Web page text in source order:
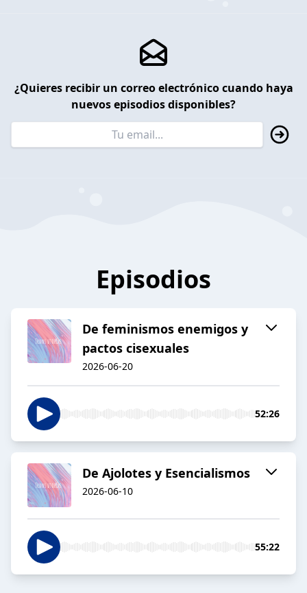
¿Quieres recibir un correo electrónico cuando haya
nuevos episodios disponibles?
Episodios
De feminismos enemigos y
pactos cisexuales
2026-06-20
52:26
De Ajolotes y Esencialismos
2026-06-10
55:22